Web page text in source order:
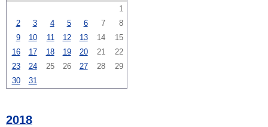
1
2
3 4 5 6 7
8
9
10 11 12 13 14
15
16
17 18 19 20 21
22
23
24 25 26 27 28
29
30
31
2018